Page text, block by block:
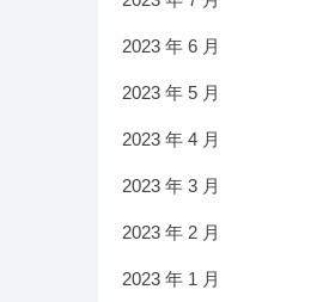
2023 年 6 月
2023 年 5 月
2023 年 4 月
2023 年 3 月
2023 年 2 月
2023 年 1 月